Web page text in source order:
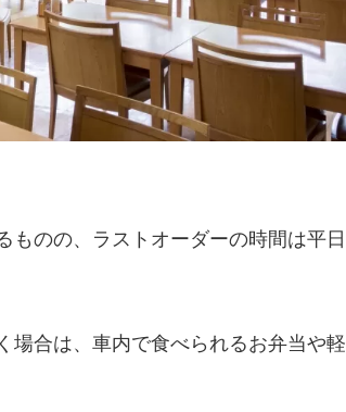
ものの、ラストオーダーの時間は平日
場合は、車内で食べられるお弁当や軽